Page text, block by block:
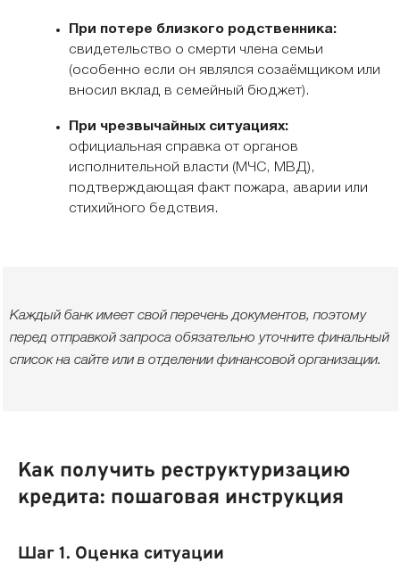
При потере близкого родственника:
свидетельство о смерти члена семьи
(особенно если он являлся созаёмщиком или
вносил вклад в семейный бюджет).
При чрезвычайных ситуациях:
официальная справка от органов
исполнительной власти (МЧС, МВД),
подтверждающая факт пожара, аварии или
стихийного бедствия.
Каждый банк имеет свой перечень документов, поэтому
перед отправкой запроса обязательно уточните финальный
список на сайте или в отделении финансовой организации.
Как получить реструктуризацию
кредита: пошаговая инструкция
Шаг 1. Оценка ситуации